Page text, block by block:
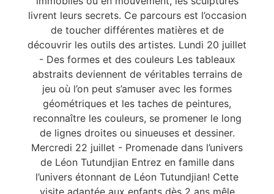
livrent leurs secrets. Ce parcours est l’occasion
de toucher différentes matières et de
découvrir les outils des artistes. Lundi 20 juillet
- Des formes et des couleurs Les tableaux
abstraits deviennent de véritables terrains de
jeu où l’on peut s’amuser avec les formes
géométriques et les taches de peintures,
reconnaître les couleurs, se promener le long
de lignes droites ou sinueuses et dessiner.
Mercredi 22 juillet - Promenade dans l’univers
de Léon Tutundjian Entrez en famille dans
l’univers étonnant de Léon Tutundjian! Cette